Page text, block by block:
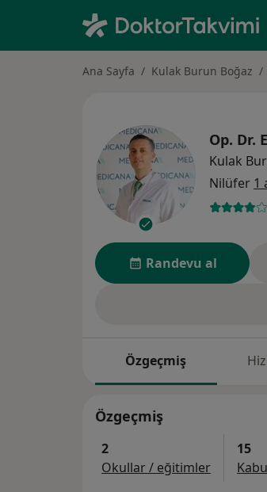
Ana Sayfa Kulak Burun Boğaz
Op. Dr.
Kulak
Nilüfer 1
Randevu al
Özgeçmiş
Özgeçmiş
2
Okullar / eğitimler
15